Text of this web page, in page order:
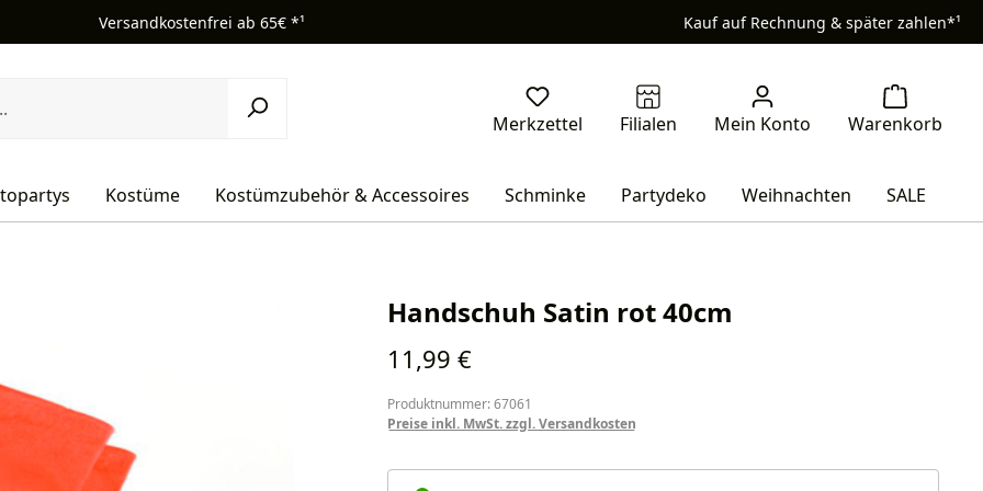
Versandkostenfrei ab 65€ *¹ Kauf auf Rechnung & später zahlen*¹
Kostüme Kostümzubehör & Accessoires Schminke Partydeko Weihnachten SALE
Handschuh Satin rot 40cm
Regulärer Preis:
11,99 €
Produktnummer: 67061
Preise inkl. MwSt. zzgl. Versandkosten